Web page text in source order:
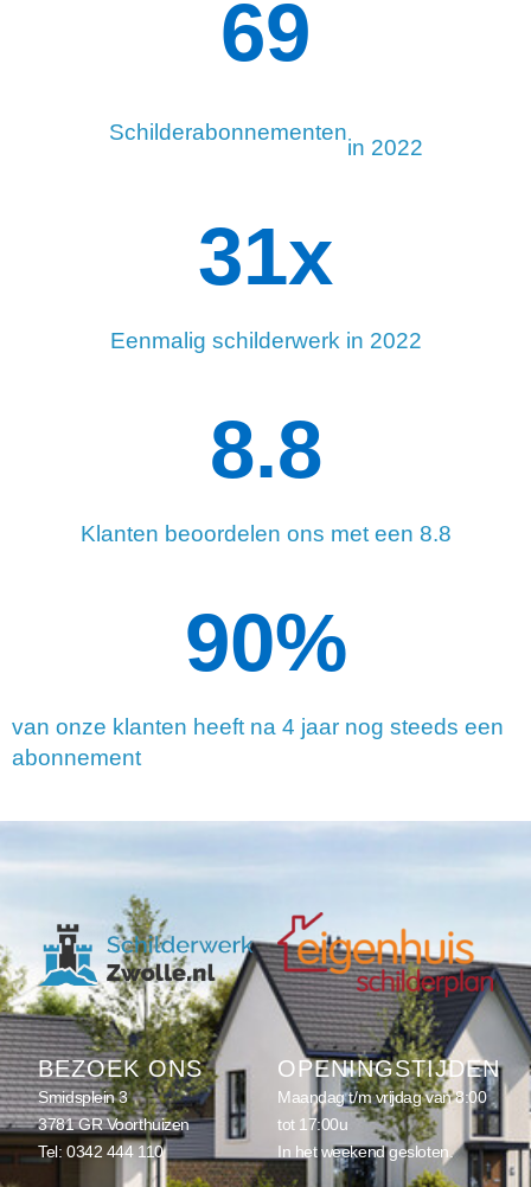
Schilderabonnementen
in 2022
95
Eenmalig schilderwerk in 2022
34x
Klanten beoordelen ons met een 8.8
8.8
van onze klanten heeft na 4 jaar nog steeds een
abonnement
90%
BEZOEK ONS
Smidsplein 3
3781 GR Voorthuizen
Tel:0342 444 110
OPENINGSTIJDEN
Maandag t/m vrijdag van 8:00
tot 17:00u
In het weekend gesloten.